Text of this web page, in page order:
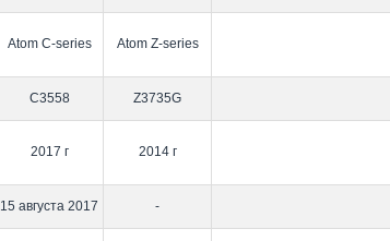
Atom C-series Atom Z-series
C3558 Z3735G
2017 г 2014 г
15 августа 2017 -